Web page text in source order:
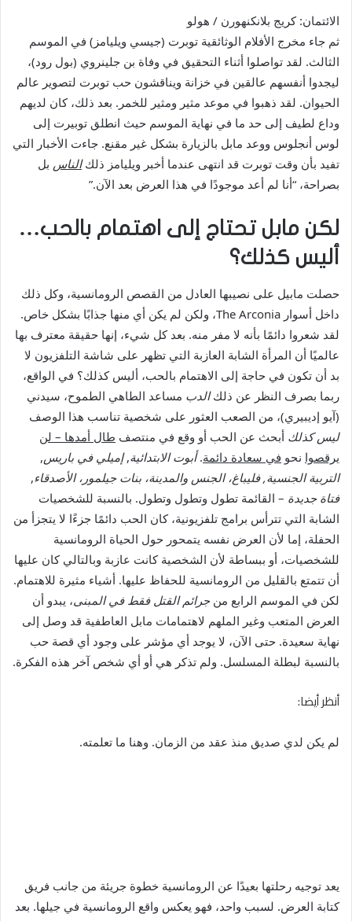
الائتمان: كريج بلانكنهورن / هولو
ثم جاء مخرج الأفلام الوثائقية توبرت (جيسي ويليامز) في الموسم
الثالث. لقد تواصلوا أثناء التحقيق في وفاة بن جلينروي (بول رود)،
ليجدوا أنفسهم عالقين في خزانة ويناقشون حب توبرت لتصوير عالم
الحيوان. لقد ذهبوا في موعد مثير ومثير للخمر. بعد ذلك، كان لديهم
وداع لطيف إلى حد ما في نهاية الموسم حيث انطلق توبيرت إلى
لوس أنجلوس ووعد مابل بالزيارة بشكل غير مقنع. جاءت الأخبار التي
تفيد بأن وقت توبرت قد انتهى عندما أخبر ويليامز ذلكالناس بل
بصراحة، “أنا لم أعد موجودًا في هذا العرض بعد الآن.”
لكن مابل تحتاج إلى اهتمام بالحب…
أليس كذلك؟
حصلت مابيل على نصيبها العادل من القصص الرومانسية، وكل ذلك
داخل أسوار The Arconia، ولكن لم يكن أي منها جذابًا بشكل خاص.
لقد شعروا دائمًا بأنه لا مفر منه. بعد كل شيء، إنها حقيقة معترف بها
عالميًا أن المرأة الشابة العازبة التي تظهر على شاشة التلفزيون لا
بد أن تكون في حاجة إلى الاهتمام بالحب، أليس كذلك؟ في الواقع،
ربما بصرف النظر عن ذلكالدب مساعد الطاهي الطموح، سيدني
(آيو إديبيري)، من الصعب العثور على شخصية تناسب هذا الوصف
ليس كذلك أبحث عن الحب أو وقع في منتصف طال أمدها – لن
يرقصوا نحو في سعادة دائمة.أبوت الابتدائية,إميلي في باريس,
التربية الجنسية, فليباغ، الجنس والمدينة، بنات جيلمور، الأصدقاء,
فتاة جديدة – القائمة تطول وتطول وتطول. بالنسبة للشخصيات
الشابة التي تترأس برامج تلفزيونية، كان الحب دائمًا جزءًا لا يتجزأ من
الحفلة، إما لأن العرض نفسه يتمحور حول الحياة الرومانسية
للشخصيات، أو ببساطة لأن الشخصية كانت عازبة وبالتالي كان عليها
أن تتمتع بالقليل من الرومانسية للحفاظ عليها. أشياء مثيرة للاهتمام.
لكن في الموسم الرابع منجرائم القتل فقط في المبنى، يبدو أن
العرض المتعب وغير الملهم لاهتمامات مابل العاطفية قد وصل إلى
نهاية سعيدة. حتى الآن، لا يوجد أي مؤشر على وجود أي قصة حب
بالنسبة لبطلة المسلسل. ولم تذكر هي أو أي شخص آخر هذه الفكرة.
أنظر أيضا:
لم يكن لدي صديق منذ عقد من الزمان. وهنا ما تعلمته.
يعد توجيه رحلتها بعيدًا عن الرومانسية خطوة جريئة من جانب فريق
كتابة العرض. لسبب واحد، فهو يعكس واقع الرومانسية في جيلها. بعد